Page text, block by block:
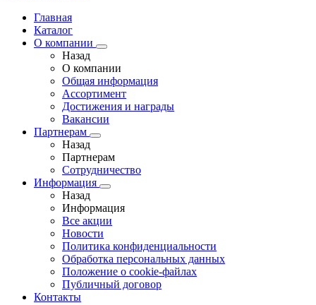
Главная
Каталог
О компании
Назад
О компании
Общая информация
Ассортимент
Достижения и награды
Вакансии
Партнерам
Назад
Партнерам
Сотрудничество
Информация
Назад
Информация
Все акции
Новости
Политика конфиденциальности
Обработка персональных данных
Положение о cookie-файлах
Публичный договор
Контакты